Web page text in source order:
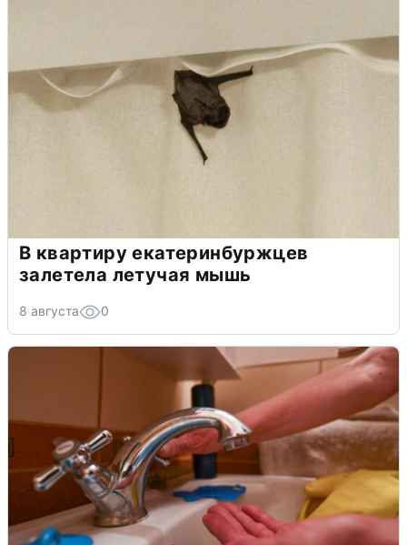
В квартиру екатеринбуржцев
залетела летучая мышь
8 августа 0